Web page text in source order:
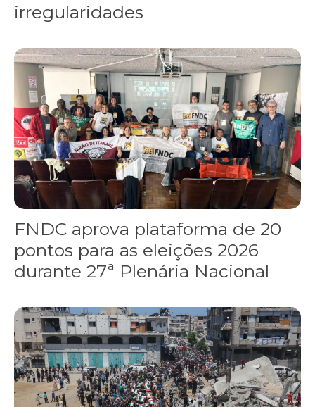
irregularidades
FNDC aprova plataforma de 20 pontos para as eleições 2026
FNDC aprova plataforma de 20
pontos para as eleições 2026
durante 27ª Plenária Nacional
Gaza realiza funeral coletivo de 112 pessoas assassinadas por